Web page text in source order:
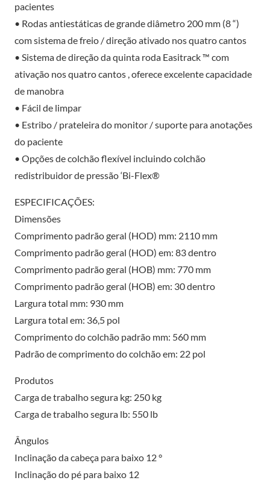
pacientes
• Rodas antiestáticas de grande diâmetro 200 mm (8 “)
com sistema de freio / direção ativado nos quatro cantos
• Sistema de direção da quinta roda Easitrack ™ com
ativação nos quatro cantos , oferece excelente capacidade
de manobra
• Fácil de limpar
• Estribo / prateleira do monitor / suporte para anotações
do paciente
• Opções de colchão flexível incluindo colchão
redistribuidor de pressão ‘Bi-Flex®
ESPECIFICAÇÕES:
Dimensões
Comprimento padrão geral (HOD) mm: 2110 mm
Comprimento padrão geral (HOD) em: 83 dentro
Comprimento padrão geral (HOB) mm: 770 mm
Comprimento padrão geral (HOB) em: 30 dentro
Largura total mm: 930 mm
Largura total em: 36,5 pol
Comprimento do colchão padrão mm: 560 mm
Padrão de comprimento do colchão em: 22 pol
Produtos
Carga de trabalho segura kg: 250 kg
Carga de trabalho segura lb: 550 lb
Ângulos
Inclinação da cabeça para baixo 12 °
Inclinação do pé para baixo 12